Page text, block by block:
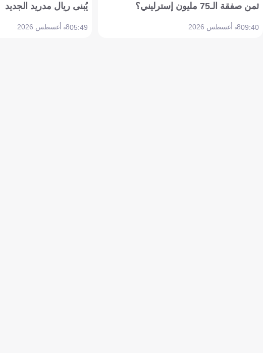
ثمن صفقة الـ75 مليون إسترليني؟
09:408 أغسطس 2026
يُبنى ريال مدريد الجديد
05:498 أغسطس 2026